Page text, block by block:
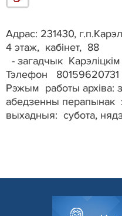
Адрас: 231430,
4 этаж, кабінет, 88
- загадчык
Тэлефон 80159620731
Рэжым работы архіва:
абедзенны перапынак
выхадныя: субота,